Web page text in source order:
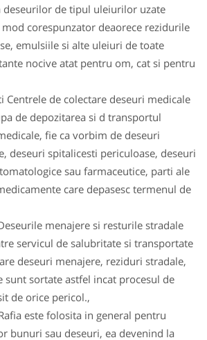
deseurilor de tipul uleiurilor uzate
corespunzator deaorece rezidurile
emulsiile si alte uleiuri de toate
nocive atat pentru om, cat si pentru
Centrele de colectare deseuri medicale
de depozitarea si d transportul
fie ca vorbim de deseuri
deseuri spitalicesti periculoase, deseuri
sau farmaceutice, parti ale
care depasesc termenul de
menajere si resturile stradale
servicul de salubritate si transportate
deseuri menajere, reziduri stradale,
sunt sortate astfel incat procesul de
de orice pericol.,
este folosita in general pentru
bunuri sau deseuri, ea devenind la